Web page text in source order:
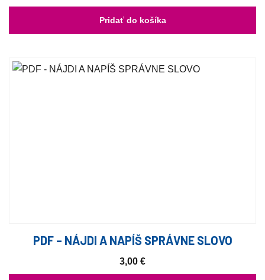
Pridať do košíka
PDF – NÁJDI A NAPÍŠ SPRÁVNE SLOVO
3,00 €